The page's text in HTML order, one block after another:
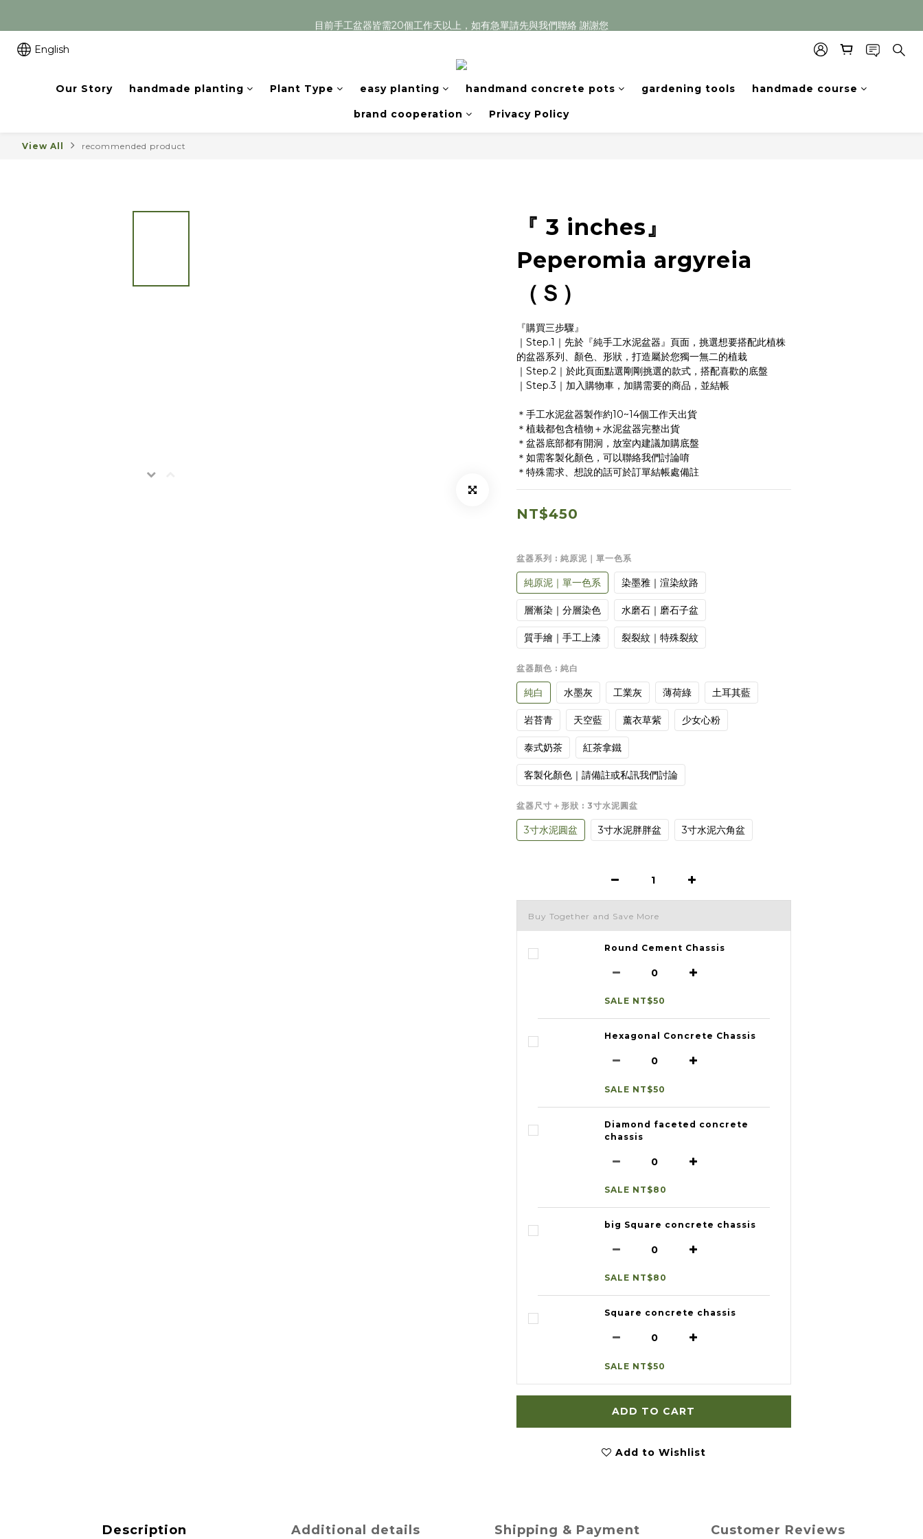
English
Our Story handmade planting Plant Type easy planting handmand concrete pots gardening tools handmade course
brand cooperation Privacy Policy
View All recommended product
『 3 inches』
Peperomia argyreia
（Ｓ）
『購買三步驟』
｜Step.1｜先於『純手工水泥盆器』頁面，挑選想要搭配此植株
的盆器系列、顏色、形狀，打造屬於您獨一無二的植栽
｜Step.2｜於此頁面點選剛剛挑選的款式，搭配喜歡的底盤
｜Step.3｜加入購物車，加購需要的商品，並結帳
＊手工水泥盆器製作約10~14個工作天出貨
＊植栽都包含植物＋水泥盆器完整出貨
＊盆器底部都有開洞，放室內建議加購底盤
＊如需客製化顏色，可以聯絡我們討論唷
＊特殊需求、想說的話可於訂單結帳處備註
NT$450
盆器系列 : 純原泥｜單一色系
純原泥｜單一色系 染墨雅｜渲染紋路
層漸染｜分層染色 水磨石｜磨石子盆
質手繪｜手工上漆 裂裂紋｜特殊裂紋
盆器顏色 : 純白
純白 水墨灰 工業灰 薄荷綠 土耳其藍
岩苔青 天空藍 薰衣草紫 少女心粉
泰式奶茶 紅茶拿鐵
客製化顏色｜請備註或私訊我們討論
盆器尺寸＋形狀 : 3寸水泥圓盆
3寸水泥圓盆 3寸水泥胖胖盆 3寸水泥六角盆
Buy Together and Save More
Round Cement Chassis
SALE NT$50
Hexagonal Concrete Chassis
SALE NT$50
Diamond faceted concrete
chassis
SALE NT$80
big Square concrete chassis
SALE NT$80
Square concrete chassis
SALE NT$50
ADD TO CART
Add to Wishlist
Description Additional details Shipping & Payment Customer Reviews